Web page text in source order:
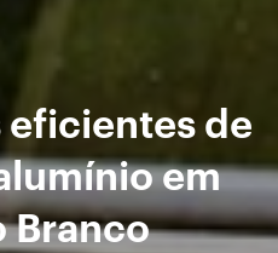
de
em
Branco